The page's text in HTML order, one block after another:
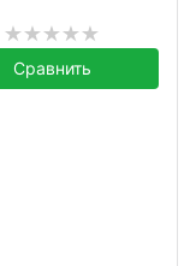
Сравнить